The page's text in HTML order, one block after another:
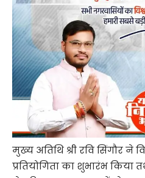
मुख्य अतिथि श्री रवि सिंगौर ने
प्रतियोगिता का शुभारंभ किया